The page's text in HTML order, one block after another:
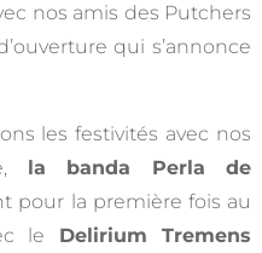
nos amis des Putchers
qui s’annonce
les festivités avec nos
la banda Perla de
pour la première fois au
le Delirium Tremens